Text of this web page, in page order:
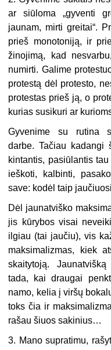
ar siūloma „gyventi
jaunam, mirti greitai“.
prieš monotoniją, ir
žinojimą, kad
numirti. Galime
protestą dėl protesto,
protestas prieš ją, o
kurias susikuri ar
Gyvenime su rutina
darbe. Tačiau kadangi
kintantis, pasiūlantis
ieškoti, kalbinti,
save: kodėl taip
Dėl jaunatviško
jis kūrybos visai
ilgiau (tai jaučiu), vis
maksimalizmas, kiek
skaitytoją.
tada, kai draugai
namo, kelia į viršų
toks čia ir
rašau šiuos sakinius…
3. Mano supratimu,